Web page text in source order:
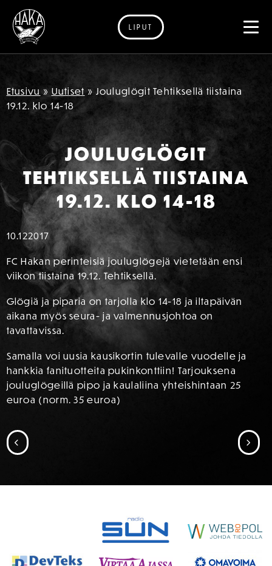
Siirry sisältöön
LIPUT
Etusivu » Uutiset » Jouluglögit Tehtiksellä tiistaina
19.12. klo 14-18
JOULUGLÖGIT
TEHTIKSELLÄ TIISTAINA
19.12. KLO 14-18
10.122017
FC Hakan perinteisiä jouluglögejä vietetään ensi
viikon tiistaina 19.12. Tehtiksellä.
Glögiä ja piparia on tarjolla klo 14-18 ja iltapäivän
aikana myös seura- ja valmennusjohtoa on
tavattavissa.
Samalla voi uusia kausikortin tulevalle vuodelle ja
hankkia fanituotteita pukinkonttiin! Tarjouksena
jouluglögeillä pipo ja kaulaliina yhteishintaan 25
euroa (norm. 35 euroa)
SIIRRY EDELLISEEN